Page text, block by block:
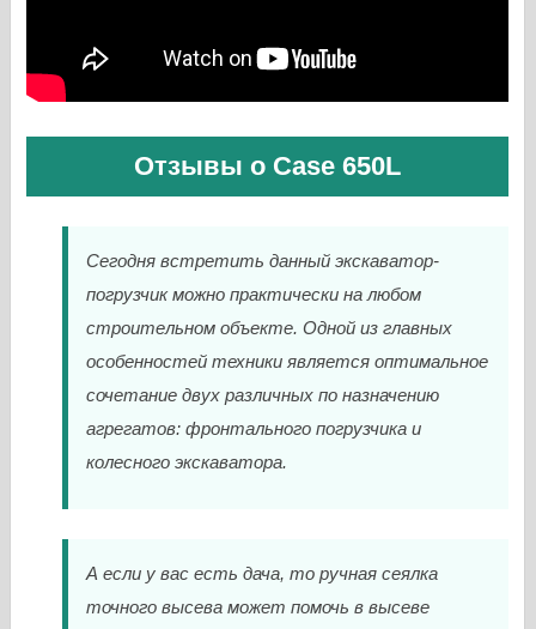
Отзывы о Case 650L
Сегодня встретить данный экскаватор-
погрузчик можно практически на любом
строительном объекте. Одной из главных
особенностей техники является оптимальное
сочетание двух различных по назначению
агрегатов: фронтального погрузчика и
колесного экскаватора.
А если у вас есть дача, то ручная сеялка
точного высева может помочь в высеве